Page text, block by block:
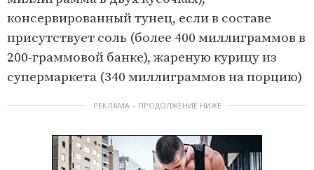
консервированный тунец, если в составе
присутствует соль (более 400 миллиграммов в
200-граммовой банке), жареную курицу из
супермаркета (340 миллиграммов на порцию)
РЕКЛАМА – ПРОДОЛЖЕНИЕ НИЖЕ